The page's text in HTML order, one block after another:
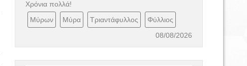
Χρόνια πολλά!
Μύρων
Μύρα Τριαντάφυλλος
Φύλλιος
08/08/2026